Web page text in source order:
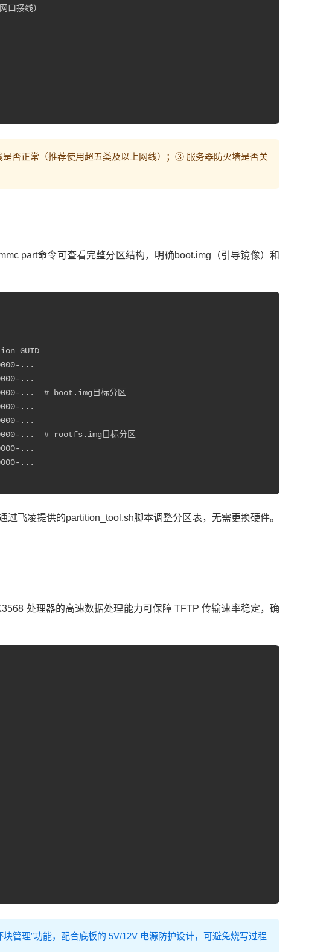
接线）
否正常（推荐使用超五类及以上网线）；③ 服务器防火墙是否关
part命令可查看完整分区结构，明确boot.img（引导镜像）和
GUID
...
...
...  # boot.img目标分区
...
...
...  # rootfs.img目标分区
...
...
飞凌提供的partition_tool.sh脚本调整分区表，无需更换硬件。
处理器的高速数据处理能力可保障 TFTP 传输速率稳定，确
管理”功能，配合底板的 5V/12V 电源防护设计，可避免烧写过程